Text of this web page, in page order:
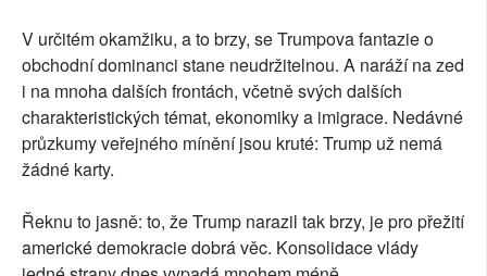
V určitém okamžiku, a to brzy, se Trumpova fantazie o
obchodní dominanci stane neudržitelnou. A naráží na zeď
i na mnoha dalších frontách, včetně svých dalších
charakteristických témat, ekonomiky a imigrace. Nedávné
průzkumy veřejného mínění jsou kruté: Trump už nemá
žádné karty.
Řeknu to jasně: to, že Trump narazil tak brzy, je pro přežití
americké demokracie dobrá věc. Konsolidace vlády